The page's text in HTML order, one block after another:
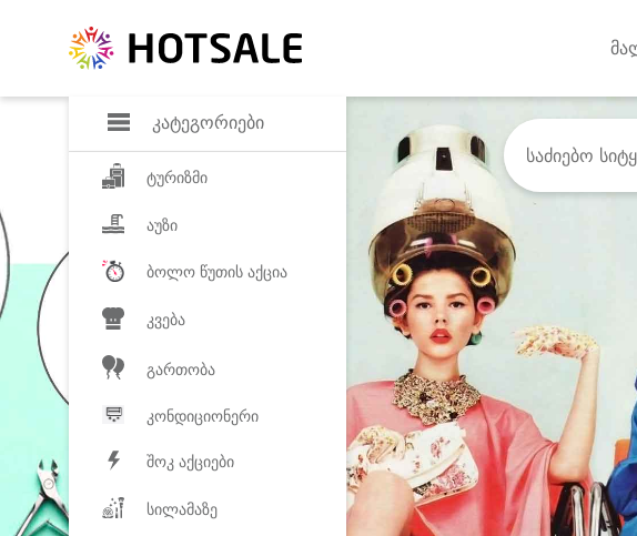
კატეგორიები
ტურიზმი
აუზი
ბოლო წუთის აქცია
კვება
გართობა
კონდიციონერი
შოკ აქციები
სილამაზე
შეიძინე